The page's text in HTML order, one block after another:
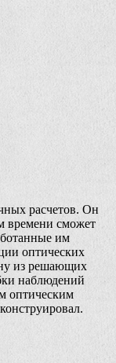
расчетов. Он
времени сможет
им
оптических
из решающих
наблюдений
оптическим